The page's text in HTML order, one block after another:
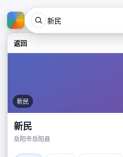
返回
新民
新民
岳阳市岳阳县